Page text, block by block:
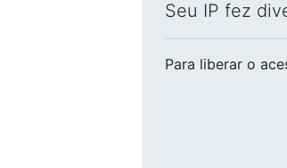
Seu IP fez
Para liberar o